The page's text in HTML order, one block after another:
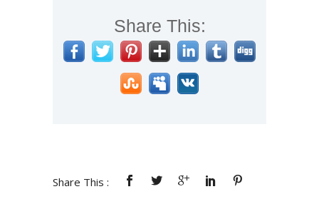
Share This:
Share This :